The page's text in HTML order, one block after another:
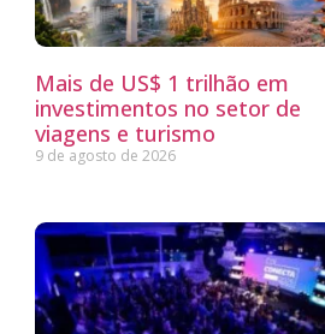
Mais de US$ 1 trilhão em
investimentos no setor de
viagens e turismo
9 de agosto de 2026